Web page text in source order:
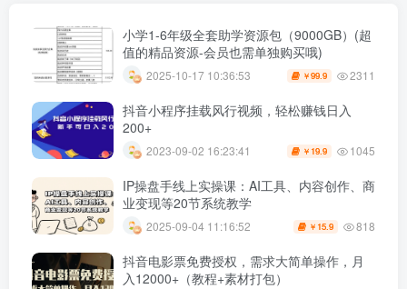
小学1-6年级全套助学资源包（9000GB）(超
值的精品资源-会员也需单独购买哦)
2025-10-17 10:36:53 ￥99.9 2311
抖音小程序挂载风行视频，轻松赚钱日入
200+
2023-09-02 16:23:41 ￥ 19.9 1045
IP操盘手线上实操课：AI工具、内容创作、商
业变现等20节系统教学
2025-09-04 11:16:52 ￥ 15.9 818
抖音电影票免费授权，需求大简单操作，月
入12000+（教程+素材打包）